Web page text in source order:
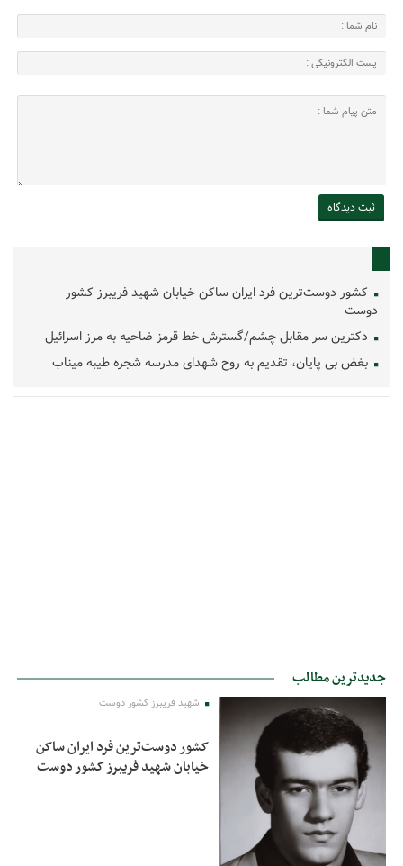
کشور دوست‌ترین فرد ایران ساکن خیابان شهید فریبرز کشور
دوست
دکترین سر مقابل چشم/گسترش خط قرمز ضاحیه به مرز اسرائیل
بغض بی پایان، تقدیم به روح شهدای مدرسه شجره طیبه میناب
جدیدترین مطالب
شهید فریبرز کشور دوست
کشور دوست‌ترین فرد ایران ساکن
خیابان شهید فریبرز کشور دوست